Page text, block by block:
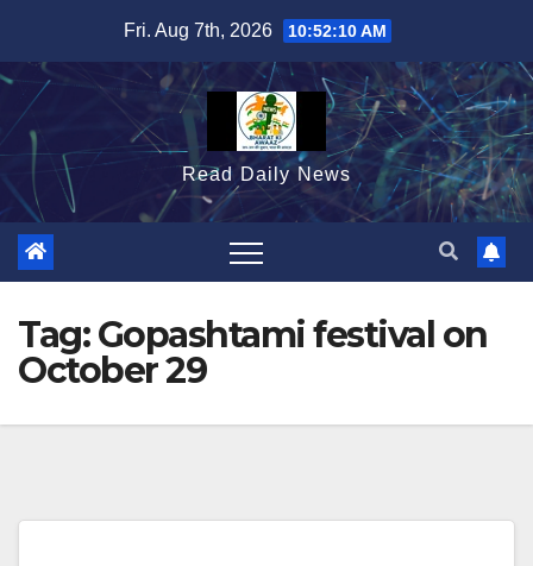
content
Fri. Aug 7th, 2026 10:52:11 AM
Read Daily News
Tag:Gopashtami festival on
October 29